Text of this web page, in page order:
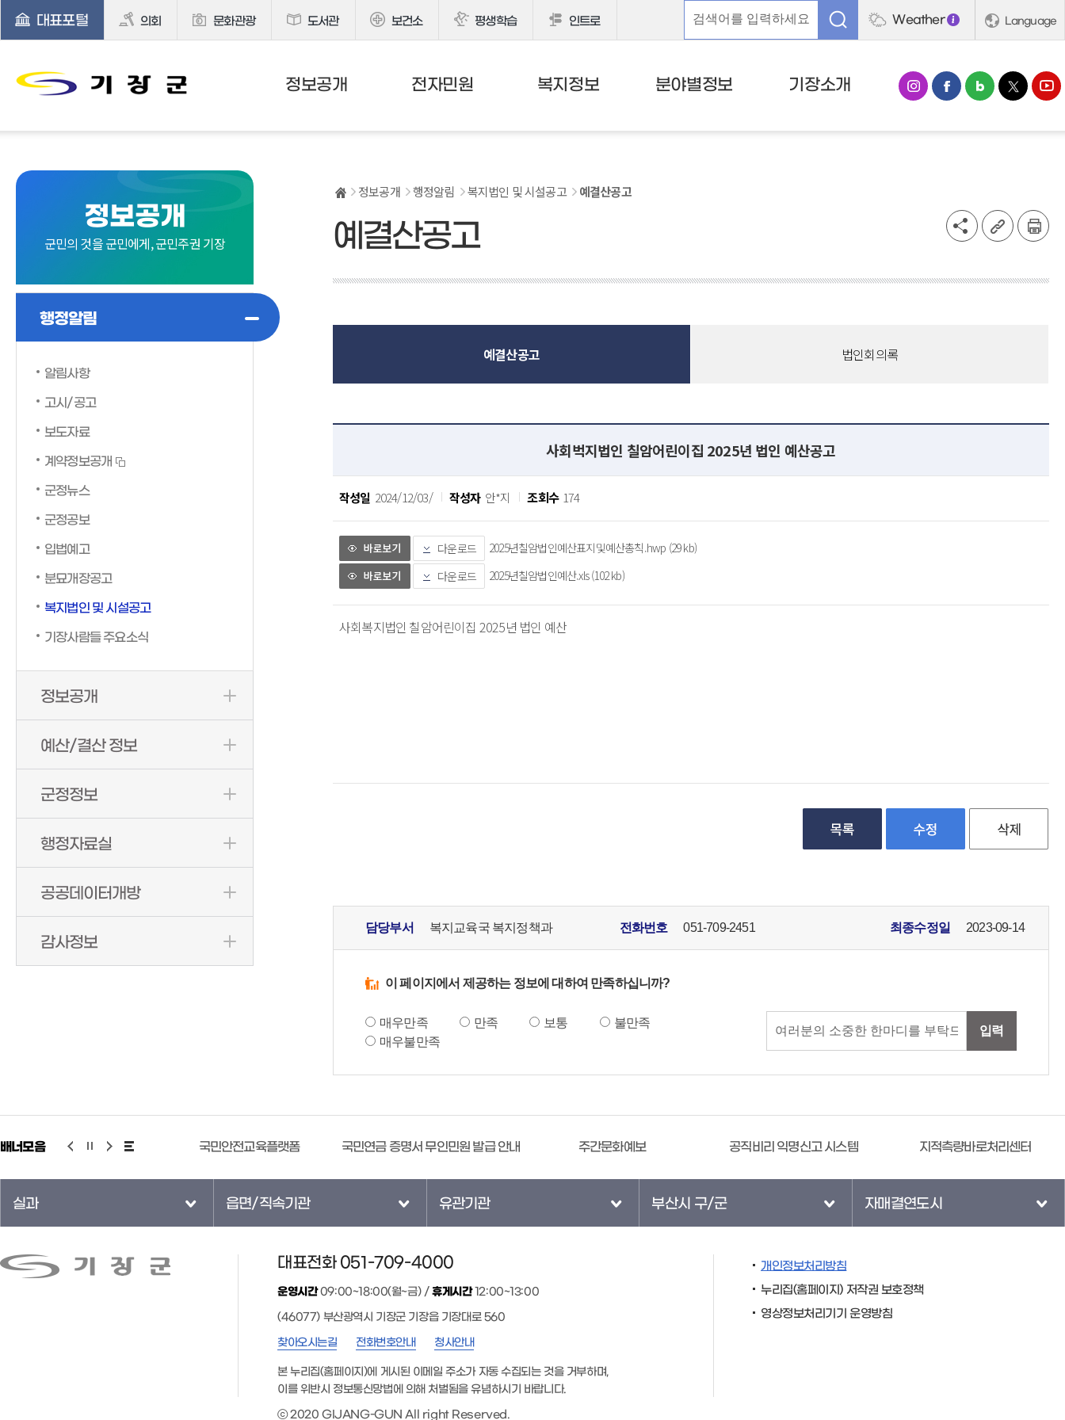
대표포털 의회 문화관광 도서관 보건소 평생학습 인트로 Weather Language
정보공개 전자민원 복지정보 분야별정보 기장소개
정보공개
군민의 것을 군민에게, 군민주권 기장
행정알림
알림사항
고시/공고
보도자료
계약정보공개
군정뉴스
군정공보
입법예고
분묘개장공고
복지법인 및 시설공고
기장사람들 주요소식
정보공개
예산/결산 정보
군정정보
행정자료실
공공데이터개방
감사정보
정보공개 행정알림 복지법인 및 시설공고 예결산공고
예결산공고
예결산공고 법인회의록
사회벅지법인 칠암어린이집 2025년 법인 예산공고
작성일 2024/12/03/ 작성자 안*지 조회수 174
다운로드
2025년칠암법인예산표지및예산총칙.hwp (29 kb)
다운로드
2025년칠암법인예산.xls (102 kb)
사회복지법인 칠암어린이집 2025년 법인 예산
담당부서 복지교육국 복지정책과 전화번호 051-709-2451 최종수정일 2023-09-14
이 페이지에서 제공하는 정보에 대하여 만족하십니까?
매우만족 만족 보통
불만족
매우불만족
입력
배너모음기상청 누리예보 국민안전교육플랫폼 국민연금 증명서 무인민원 발급 안내 주간문화예보 공직비리 익명신고 시스템 지적측량바로처리센터
실과 읍면/직속기관 유관기관 부산시 구/군 자매결연도시
대표전화 051-709-4000
운영시간09:00~18:00(월~금) /휴게시간12:00~13:00
(46077) 부산광역시 기장군 기장읍 기장대로 560
찾아오시는길
전화번호안내 청사안내
본 누리집(홈페이지)에 게시된 이메일 주소가 자동 수집되는 것을 거부하며,
이를 위반시 정보통신망법에 의해 처벌됨을 유념하시기 바랍니다.
ⓒ 2020 GIJANG-GUN All right Reserved.
개인정보처리방침
누리집(홈페이지) 저작권 보호정책
영상정보처리기기 운영방침